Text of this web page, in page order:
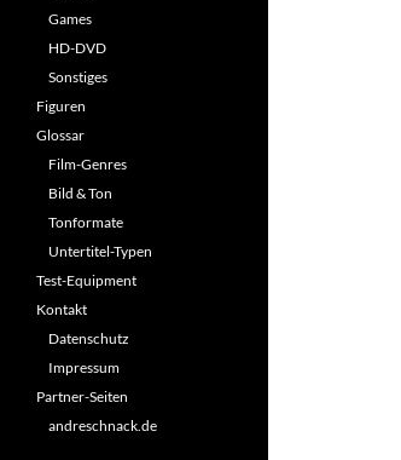
Games
HD-DVD
Sonstiges
Figuren
Glossar
Film-Genres
Bild & Ton
Tonformate
Untertitel-Typen
Test-Equipment
Kontakt
Datenschutz
Impressum
Partner-Seiten
andreschnack.de